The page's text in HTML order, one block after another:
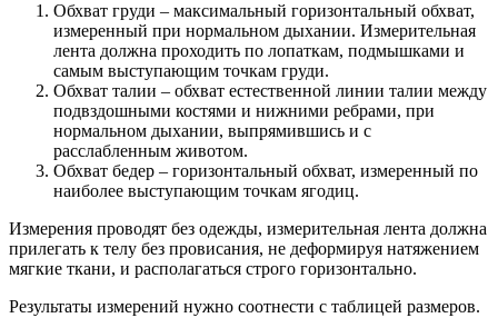
Обхват груди – максимальный горизонтальный обхват,
измеренный при нормальном дыхании. Измерительная
лента должна проходить по лопаткам, подмышками и
самым выступающим точкам груди.
Обхват талии – обхват естественной линии талии между
подвздошными костями и нижними ребрами, при
нормальном дыхании, выпрямившись и с
расслабленным животом.
Обхват бедер – горизонтальный обхват, измеренный по
наиболее выступающим точкам ягодиц.
Измерения проводят без одежды, измерительная лента должна
прилегать к телу без провисания, не деформируя натяжением
мягкие ткани, и располагаться строго горизонтально.
Результаты измерений нужно соотнести с таблицей размеров.